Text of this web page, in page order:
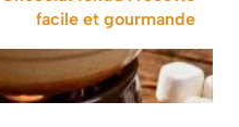
facile et gourmande